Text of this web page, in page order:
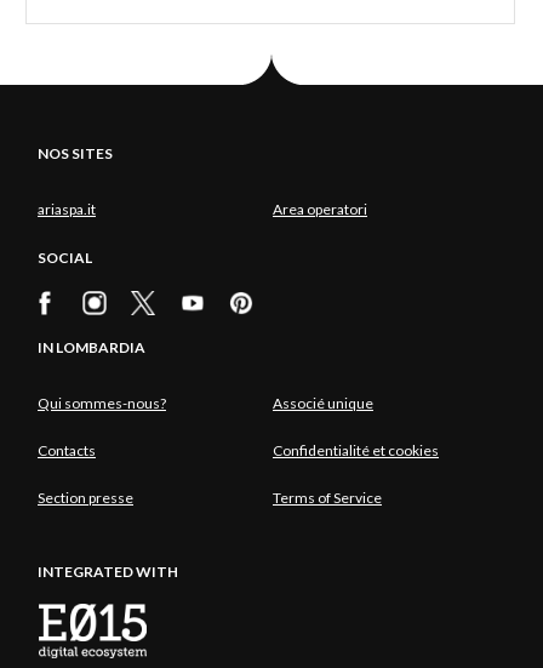
NOS SITES
ariaspa.it Area operatori
SOCIAL
IN LOMBARDIA
Qui sommes-nous? Associé unique
Contacts Confidentialité et cookies
Section presse Terms of Service
INTEGRATED WITH